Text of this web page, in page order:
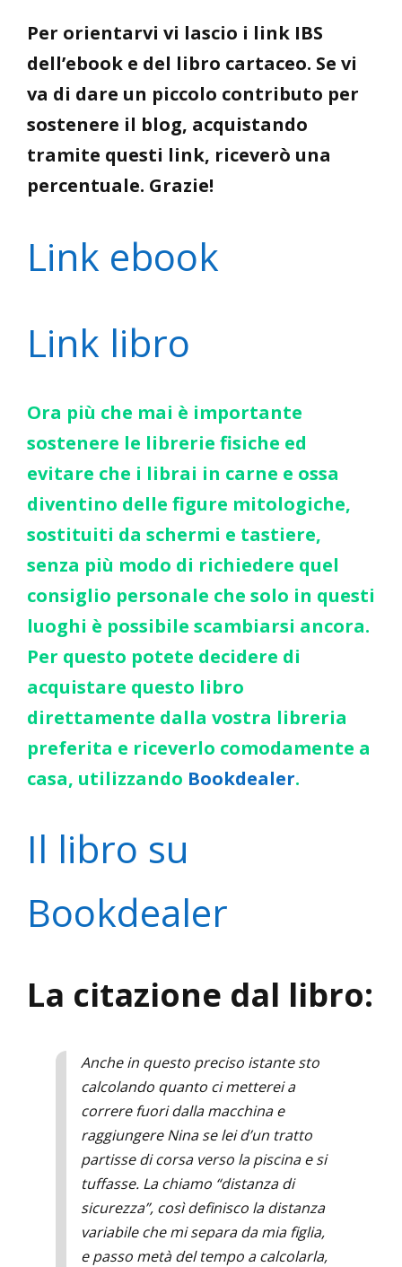
Per orientarvi vi lascio i link IBS
dell’ebook e del libro cartaceo. Se vi
va di dare un piccolo contributo per
sostenere il blog, acquistando
tramite questi link, riceverò una
percentuale. Grazie!
Link ebook
Link libro
Ora più che mai è importante
sostenere le librerie fisiche ed
evitare che i librai in carne e ossa
diventino delle figure mitologiche,
sostituiti da schermi e tastiere,
senza più modo di richiedere quel
consiglio personale che solo in questi
luoghi è possibile scambiarsi ancora.
Per questo potete decidere di
acquistare questo libro
direttamente dalla vostra libreria
preferita e riceverlo comodamente a
casa, utilizzando Bookdealer.
Il libro su
Bookdealer
La citazione dal libro:
Anche in questo preciso istante sto
calcolando quanto ci metterei a
correre fuori dalla macchina e
raggiungere Nina se lei d’un tratto
partisse di corsa verso la piscina e si
tuffasse. La chiamo “distanza di
sicurezza”, così definisco la distanza
variabile che mi separa da mia figlia,
e passo metà del tempo a calcolarla,